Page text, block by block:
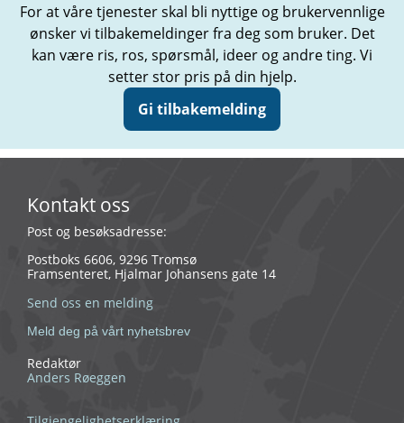
For at våre tjenester skal bli nyttige og brukervennlige
ønsker vi tilbakemeldinger fra deg som bruker. Det
kan være ris, ros, spørsmål, ideer og andre ting. Vi
setter stor pris på din hjelp.
Gi tilbakemelding
Kontakt oss
Post og besøksadresse:
Postboks 6606, 9296 Tromsø
Framsenteret, Hjalmar Johansens gate 14
Send oss en melding
Meld deg på vårt nyhetsbrev
Redaktør
Anders Røeggen